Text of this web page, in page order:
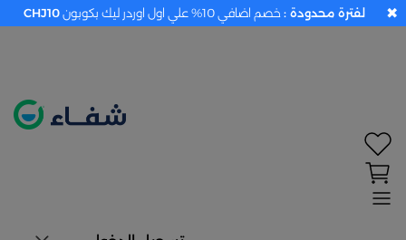
لفترة محدودة : خصم اضافي 10% علي اول اوردر ليك بكوبون CHJ10 ✖